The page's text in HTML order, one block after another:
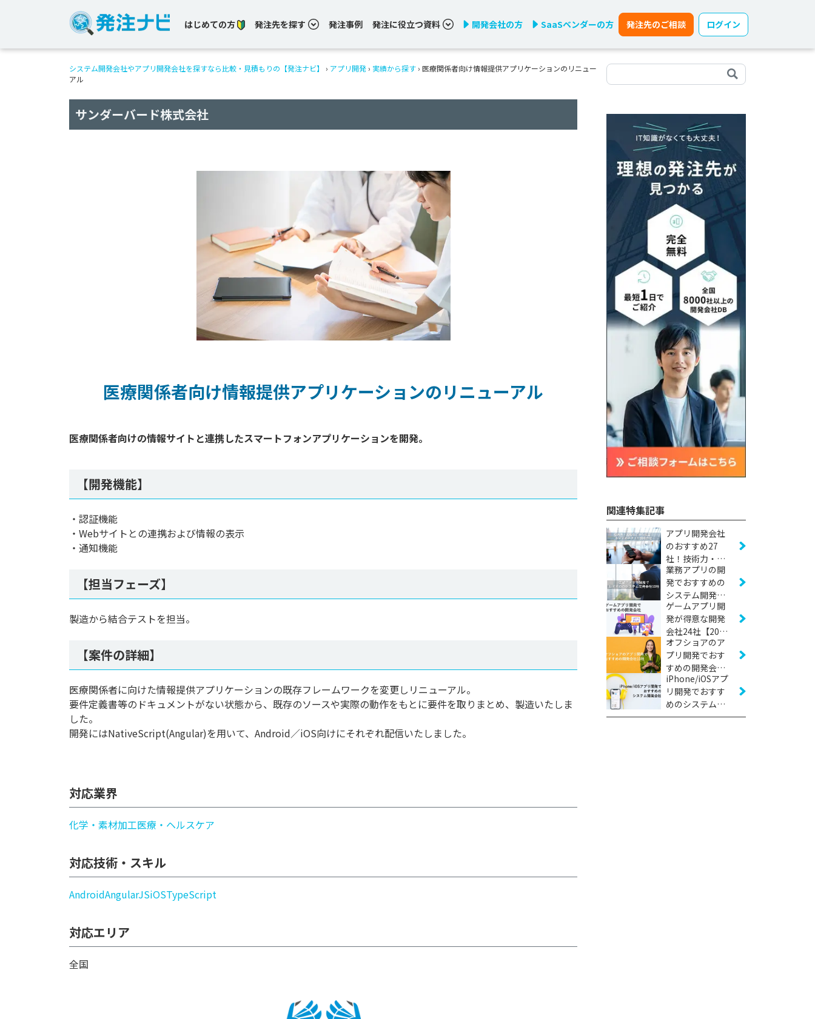
はじめての方 発注先を探す 発注事例 発注に役立つ資料 開発会社の方 SaaSベンダーの方 発注先のご相談 ログイン
システム開発会社やアプリ開発会社を探すなら比較・見積もりの【発注ナビ】 › アプリ開発 › 実績から探す › 医療関係者向け情報提供アプリケーションのリニュー
アル
サンダーバード株式会社
医療関係者向け情報提供アプリケーションのリニューアル
【開発機能】
・認証機能
・Webサイトとの連携および情報の表示
・通知機能
【担当フェーズ】
製造から結合テストを担当。
【案件の詳細】
医療関係者に向けた情報提供アプリケーションの既存フレームワークを変更しリニューアル。
要件定義書等のドキュメントがない状態から、既存のソースや実際の動作をもとに要件を取りまとめ、製造いたしま
した。
開発にはNativeScript(Angular)を用いて、Android／iOS向けにそれぞれ配信いたしました。
対応業界
化学・素材加工医療・ヘルスケア
対応技術・スキル
AndroidAngularJSiOSTypeScript
対応エリア
全国
関連特集記事
アプリ開発会社
のおすすめ27
社！技術力・実
績などから厳選
【2026年版】
業務アプリの開
発でおすすめの
システム開発会
社10社【2026年
版】
ゲームアプリ開
発が得意な開発
会社24社【2026
年版】
オフショアのア
プリ開発でおす
すめの開発会社
10社【2026年
版】
iPhone/iOSアプ
リ開発でおすす
めのシステム開
発会社17社